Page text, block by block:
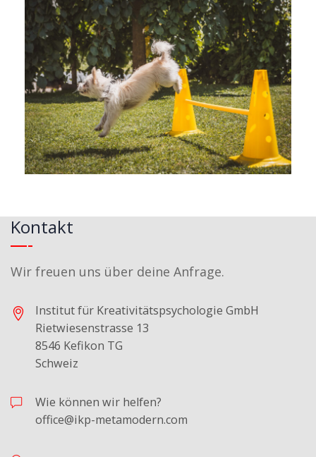
Kontakt
Wir freuen uns über deine Anfrage.
Institut für Kreativitätspsychologie GmbH
Rietwiesenstrasse 13
8546 Kefikon TG
Schweiz
Wie können wir helfen?
office@ikp-metamodern.com